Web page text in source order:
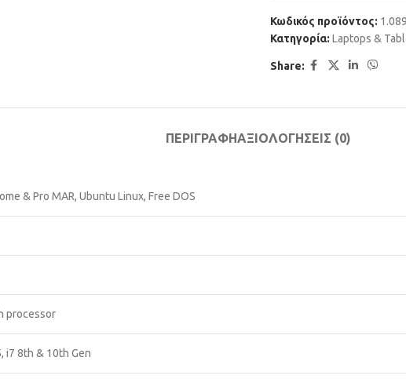
Κωδικός προϊόντος:
Κατηγορία: Laptops &
Share:
ΠΕΡΙΓΡΑΦΉΑΞΙΟΛΟΓΉΣΕΙΣ (0)
& Pro MAR, Ubuntu Linux, Free DOS
processor
i7 8th & 10th Gen